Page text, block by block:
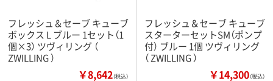
フレッシュ＆セーブ キューブ
ボックス L ブルー 1セット（1
個×3） ツヴィリング （
ZWILLING ）
￥8,642（税込）
フレッシュ＆セーブ キューブ
スターターセットSM（ポンプ
付） ブルー 1個 ツヴィリング
（ ZWILLING ）
￥14,300（税込）